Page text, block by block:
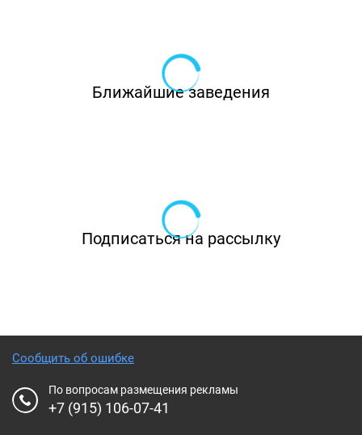
Ближайшие заведения
Подписаться на рассылку
Сообщить об ошибке
По вопросам размещения рекламы
+7 (915) 106-07-41